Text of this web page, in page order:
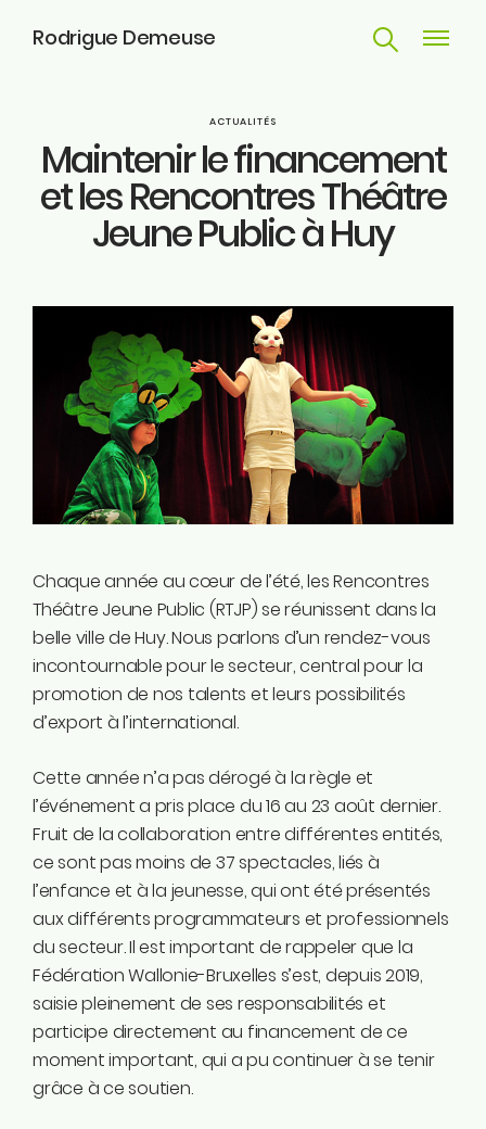
Rodrigue Demeuse
Parcours
Engagements
Actualités
Huy
Contact
Facebook
Instagram
Twitter
Youtube
Ecolo.be
ME CONTACTER
12/51 Avenue de Batta
4500 Huy
Téléphone
0494/90.59.19
Email
rodrigue.demeuse@ecolo.be
ACTUALITÉS
Maintenir le financement
et les Rencontres Théâtre
Jeune Public à Huy
Chaque année au cœur de l’été, les Rencontres
Théâtre Jeune Public (RTJP) se réunissent dans la
belle ville de Huy. Nous parlons d’un rendez-vous
incontournable pour le secteur, central pour la
promotion de nos talents et leurs possibilités
d’export à l’international.
Cette année n’a pas dérogé à la règle et
l’événement a pris place du 16 au 23 août dernier.
Fruit de la collaboration entre différentes entités,
ce sont pas moins de 37 spectacles, liés à
l’enfance et à la jeunesse, qui ont été présentés
aux différents programmateurs et professionnels
du secteur. Il est important de rappeler que la
Fédération Wallonie-Bruxelles s’est, depuis 2019,
saisie pleinement de ses responsabilités et
participe directement au financement de ce
moment important, qui a pu continuer à se tenir
grâce à ce soutien.